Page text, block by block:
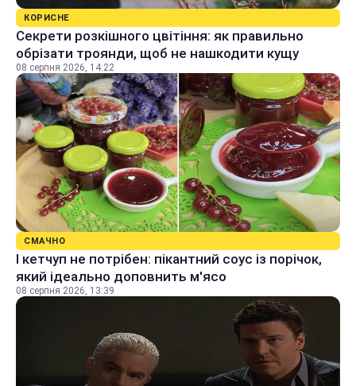
КОРИСНЕ
Секрети розкішного цвітіння: як правильно
обрізати троянди, щоб не нашкодити кущу
08 серпня 2026, 14:22
СМАЧНО
І кетчуп не потрібен: пікантний соус із порічок,
який ідеально доповнить м'ясо
08 серпня 2026, 13:39